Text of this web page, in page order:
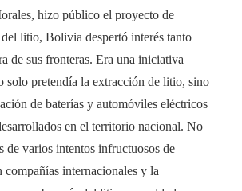
hizo público el proyecto de
litio, Bolivia despertó interés tanto
de sus fronteras. Era una iniciativa
solo pretendía la extracción de litio, sino
de baterías y automóviles eléctricos
en el territorio nacional. No
de varios intentos infructuosos de
compañías internacionales y la